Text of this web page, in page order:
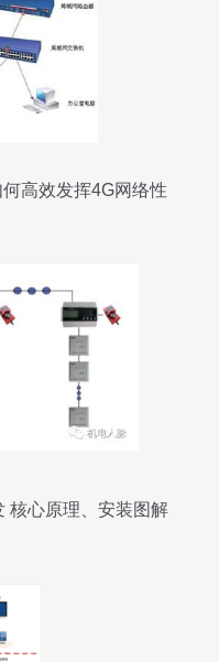
高效发挥4G网络性
核心原理、安装图解